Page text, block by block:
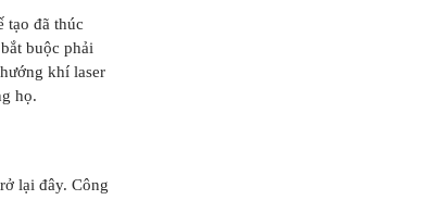
tạo đã thúc
buộc phải
khí laser
họ.
lại đây. Công